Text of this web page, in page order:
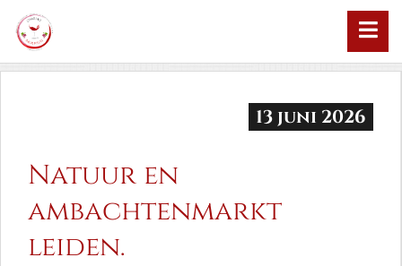
13 juni 2026
Natuur en
ambachtenmarkt
leiden.